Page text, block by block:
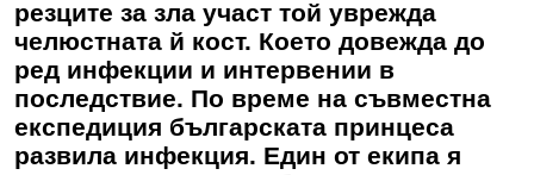
резците за зла участ той уврежда
челюстната й кост. Което довежда до
ред инфекции и интервении в
последствие. По време на съвместна
експедиция българската принцеса
развила инфекция. Един от екипа я